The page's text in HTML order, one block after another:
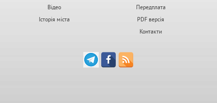
Відео
Історія міста
Передплата
PDF версія
Контакти